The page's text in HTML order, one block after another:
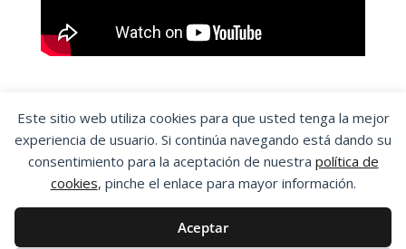
Este sitio web utiliza cookies para que usted tenga la mejor
experiencia de usuario. Si continúa navegando está dando su
consentimiento para la aceptación de nuestra política de
cookies, pinche el enlace para mayor información.
Aceptar
OSTA
ORGANIZACIÓN SINDICAL DE
TRABAJADORES Y TRABAJADORAS DE ARAGÓN
Aviso Legal
Política de Privacidad
Esta obra está bajo una